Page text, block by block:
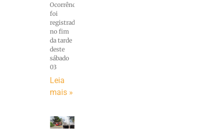
Ocorrência
foi
registrada
no fim
da tarde
deste
sábado
03
Leia
mais »